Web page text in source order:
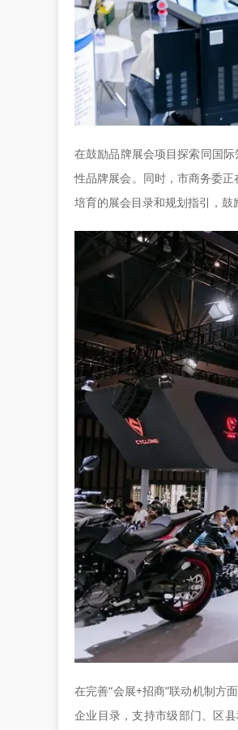
在鼓励品牌展会项目探索同国
性品牌展会。同时，市商务委
培育的展会目录和规划指引，鼓
在完善“会展+招商”联动机制方
企业目录，支持市级部门、区